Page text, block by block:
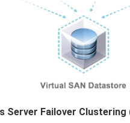
Server Failover Clustering